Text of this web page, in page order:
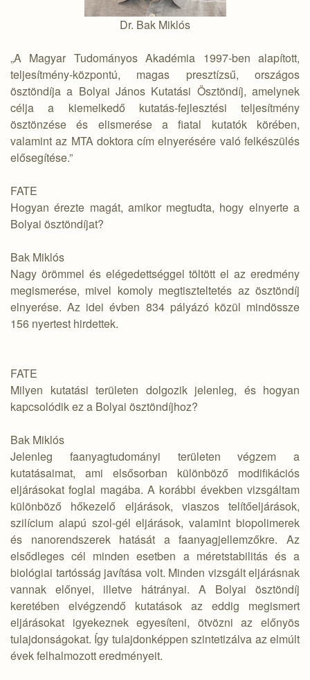
Dr. Bak Miklós
„A Magyar Tudományos Akadémia 1997-ben alapított,
teljesítmény-központú, magas presztízsű, országos
ösztöndíja a Bolyai János Kutatási Ösztöndíj, amelynek
célja a kiemelkedő kutatás-fejlesztési teljesítmény
ösztönzése és elismerése a fiatal kutatók körében,
valamint az MTA doktora cím elnyerésére való felkészülés
elősegítése.”
FATE
Hogyan érezte magát, amikor megtudta, hogy elnyerte a
Bolyai ösztöndíjat?
Bak Miklós
Nagy örömmel és elégedettséggel töltött el az eredmény
megismerése, mivel komoly megtiszteltetés az ösztöndíj
elnyerése. Az idei évben 834 pályázó közül mindössze
156 nyertest hirdettek.
FATE
Milyen kutatási területen dolgozik jelenleg, és hogyan
kapcsolódik ez a Bolyai ösztöndíjhoz?
Bak Miklós
Jelenleg faanyagtudományi területen végzem a
kutatásaimat, ami elsősorban különböző modifikációs
eljárásokat foglal magába. A korábbi években vizsgáltam
különböző hőkezelő eljárások, viaszos telítőeljárások,
szilícium alapú szol-gél eljárások, valamint biopolimerek
és nanorendszerek hatását a faanyagjellemzőkre. Az
elsődleges cél minden esetben a méretstabilitás és a
biológiai tartósság javítása volt. Minden vizsgált eljárásnak
vannak előnyei, illetve hátrányai. A Bolyai ösztöndíj
keretében elvégzendő kutatások az eddig megismert
eljárásokat igyekeznek egyesíteni, ötvözni az előnyös
tulajdonságokat. Így tulajdonképpen szintetizálva az elmúlt
évek felhalmozott eredményeit.